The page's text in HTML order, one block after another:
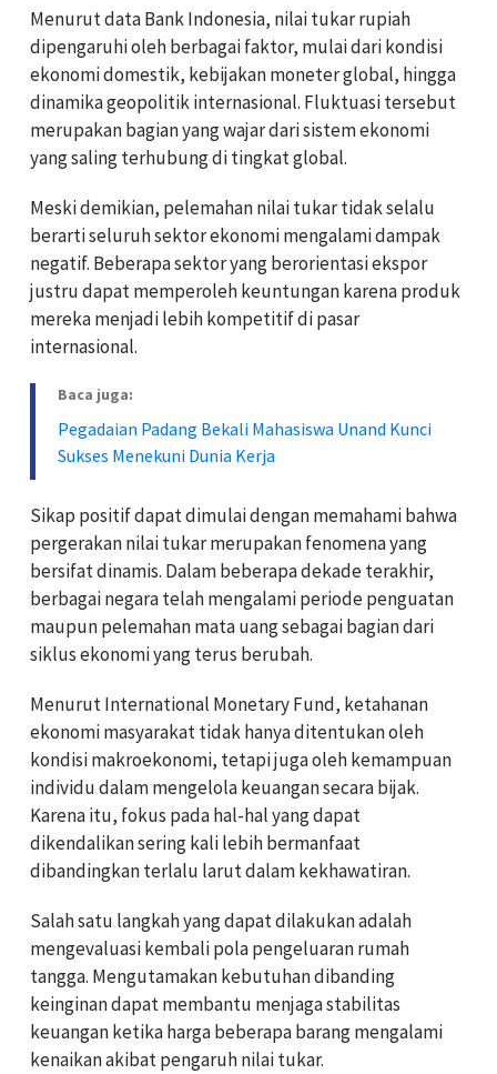
Menurut data Bank Indonesia, nilai tukar rupiah
dipengaruhi oleh berbagai faktor, mulai dari kondisi
ekonomi domestik, kebijakan moneter global, hingga
dinamika geopolitik internasional. Fluktuasi tersebut
merupakan bagian yang wajar dari sistem ekonomi
yang saling terhubung di tingkat global.
Meski demikian, pelemahan nilai tukar tidak selalu
berarti seluruh sektor ekonomi mengalami dampak
negatif. Beberapa sektor yang berorientasi ekspor
justru dapat memperoleh keuntungan karena produk
mereka menjadi lebih kompetitif di pasar
internasional.
Baca juga:
Pegadaian Padang Bekali Mahasiswa Unand Kunci
Sukses Menekuni Dunia Kerja
Sikap positif dapat dimulai dengan memahami bahwa
pergerakan nilai tukar merupakan fenomena yang
bersifat dinamis. Dalam beberapa dekade terakhir,
berbagai negara telah mengalami periode penguatan
maupun pelemahan mata uang sebagai bagian dari
siklus ekonomi yang terus berubah.
Menurut International Monetary Fund, ketahanan
ekonomi masyarakat tidak hanya ditentukan oleh
kondisi makroekonomi, tetapi juga oleh kemampuan
individu dalam mengelola keuangan secara bijak.
Karena itu, fokus pada hal-hal yang dapat
dikendalikan sering kali lebih bermanfaat
dibandingkan terlalu larut dalam kekhawatiran.
Salah satu langkah yang dapat dilakukan adalah
mengevaluasi kembali pola pengeluaran rumah
tangga. Mengutamakan kebutuhan dibanding
keinginan dapat membantu menjaga stabilitas
keuangan ketika harga beberapa barang mengalami
kenaikan akibat pengaruh nilai tukar.